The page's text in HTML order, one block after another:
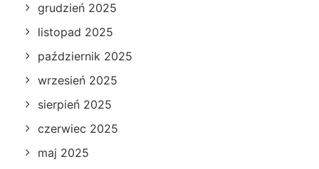
grudzień 2025
listopad 2025
październik 2025
wrzesień 2025
sierpień 2025
czerwiec 2025
maj 2025